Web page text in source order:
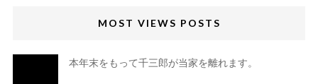
MOST VIEWS POSTS
本年末をもって千三郎が当家を離れます。